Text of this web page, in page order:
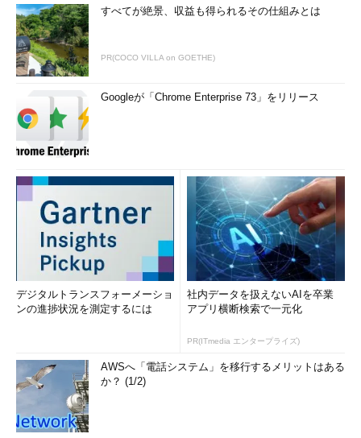
すべてが絶景、収益も得られるその仕組みとは
PR(COCO VILLA on GOETHE)
Googleが「Chrome Enterprise 73」をリリース
デジタルトランスフォーメーショ
ンの進捗状況を測定するには
社内データを扱えないAIを卒業
アプリ横断検索で一元化
PR(ITmedia エンタープライズ)
AWSへ「電話システム」を移行するメリットはある
か？ (1/2)